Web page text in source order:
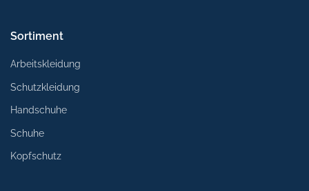
Sortiment
Arbeitskleidung
Schutzkleidung
Handschuhe
Schuhe
Kopfschutz